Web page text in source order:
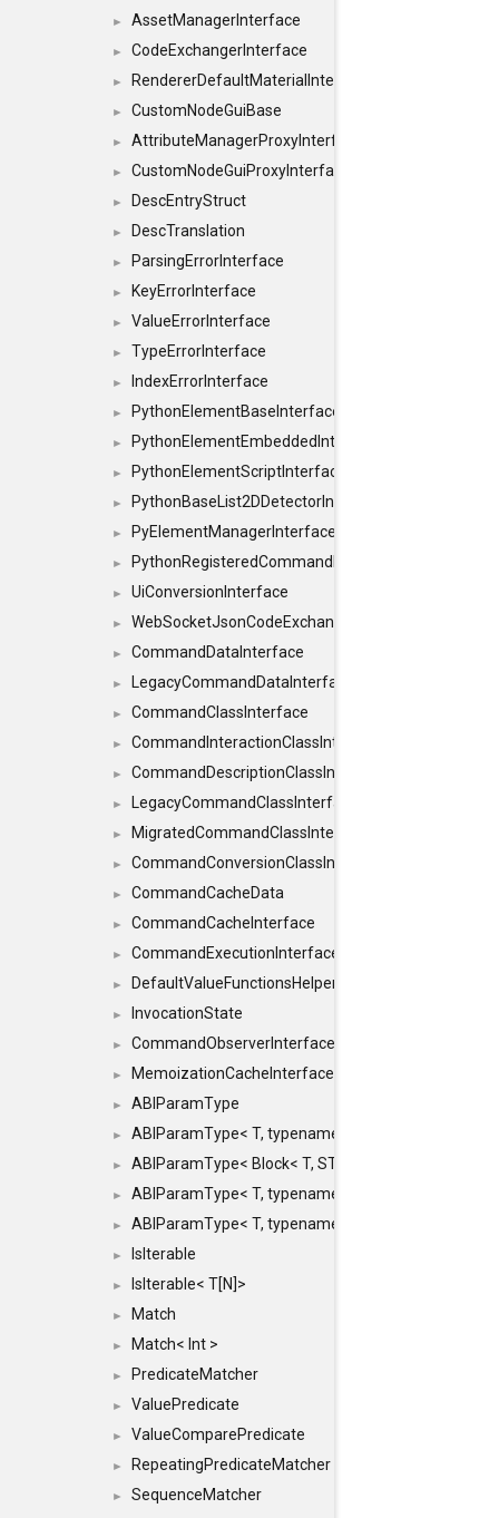
► AssetManagerInterface
► CodeExchangerInterface
► RendererDefaultMaterialInterface
► CustomNodeGuiBase
► AttributeManagerProxyInterface
► CustomNodeGuiProxyInterface
► DescEntryStruct
► DescTranslation
► ParsingErrorInterface
► KeyErrorInterface
► ValueErrorInterface
► TypeErrorInterface
► IndexErrorInterface
► PythonElementBaseInterface
► PythonElementEmbeddedInterface
► PythonElementScriptInterface
► PythonBaseList2DDetectorInterface
► PyElementManagerInterface
► PythonRegisteredCommandIdsInterface
► UiConversionInterface
► WebSocketJsonCodeExchangerInterface
► CommandDataInterface
► LegacyCommandDataInterface
► CommandClassInterface
► CommandInteractionClassInterface
► CommandDescriptionClassInterface
► LegacyCommandClassInterface
► MigratedCommandClassInterface
► CommandConversionClassInterface
► CommandCacheData
► CommandCacheInterface
► CommandExecutionInterface
► DefaultValueFunctionsHelper< const Result<
► InvocationState
► CommandObserverInterface
► MemoizationCacheInterface
► ABIParamType
► ABIParamType< T, typename std::enable_if<
► ABIParamType< Block< T, STRIDED, MOVE > >
► ABIParamType< T, typename std::enable_if<
► ABIParamType< T, typename std::enable_if<
► IsIterable
► IsIterable< T[N]>
► Match
► Match< Int >
► PredicateMatcher
► ValuePredicate
► ValueComparePredicate
► RepeatingPredicateMatcher
►
SequenceMatcher